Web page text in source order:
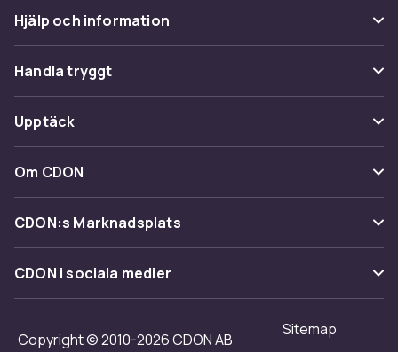
Hjälp och information
Vanliga frågor
Spåra paket
Ångra & Returnera här
Kundservice
Handla tryggt
Betalning
Leverans
Återkallelser
Upptäck
Kategorier
Varumärken
Shopit.se
Om CDON
Om oss
Kundrecensioner
CDON:s Marknadsplats
Sälj på CDON
Bli affiliate
Regler & kvalitet
CDON i sociala medier
Copyright © 2010-2026 CDON AB
Sitemap